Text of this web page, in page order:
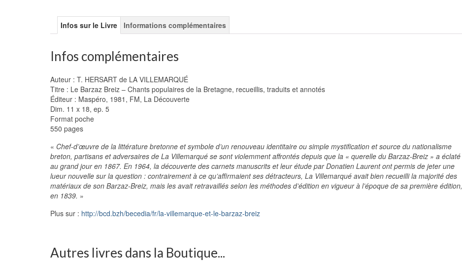
Infos sur le Livre Informations complémentaires
Infos complémentaires
Auteur : T. HERSART de LA VILLEMARQUÉ
Titre : Le Barzaz Breiz – Chants populaires de la Bretagne, recueillis, traduits et annotés
Éditeur : Maspéro, 1981, FM, La Découverte
Dim. 11 x 18, ep. 5
Format poche
550 pages
« Chef-d’œuvre de la littérature bretonne et symbole d’un renouveau identitaire ou simple mystification et source du nationalisme
breton, partisans et adversaires de La Villemarqué se sont violemment affrontés depuis que la « querelle du Barzaz-Breiz » a éclaté
au grand jour en 1867. En 1964, la découverte des carnets manuscrits et leur étude par Donatien Laurent ont permis de jeter une
lueur nouvelle sur la question : contrairement à ce qu’affirmaient ses détracteurs, La Villemarqué avait bien recueilli la majorité des
matériaux de son Barzaz-Breiz, mais les avait retravaillés selon les méthodes d’édition en vigueur à l’époque de sa première édition,
en 1839. »
Plus sur : http://bcd.bzh/becedia/fr/la-villemarque-et-le-barzaz-breiz
Autres livres dans la Boutique...